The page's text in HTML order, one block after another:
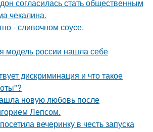
согласилась стать общественным
чекалина.
- сливочном соусе.
модель россии нашла себе
дискриминация и что такое
новую любовь после
Лепсом.
вечеринку в честь запуска